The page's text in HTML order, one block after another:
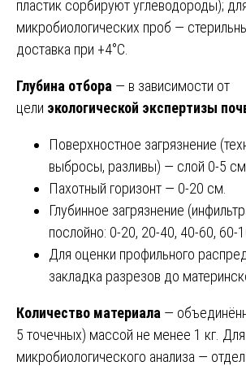
пластик сорбируют углеводороды);
микробиологических проб —
доставка при +4°C.
Глубина отбора — в зависимости от
цели экологической экспертизы
Поверхностное загрязнение
выбросы, разливы) — слой 0-5
Пахотный горизонт — 0-20 см.
Глубинное загрязнение
послойно: 0-20, 20-40, 40-60, 60-
Для оценки профильного
закладка разрезов до
Количество материала —
5 точечных) массой не менее 1 кг. Для
микробиологического анализа —